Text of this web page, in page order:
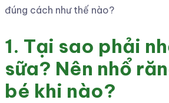
đúng cách như thế nào?
1. Tại sao phải
sữa? Nên nhổ
bé khi nào?